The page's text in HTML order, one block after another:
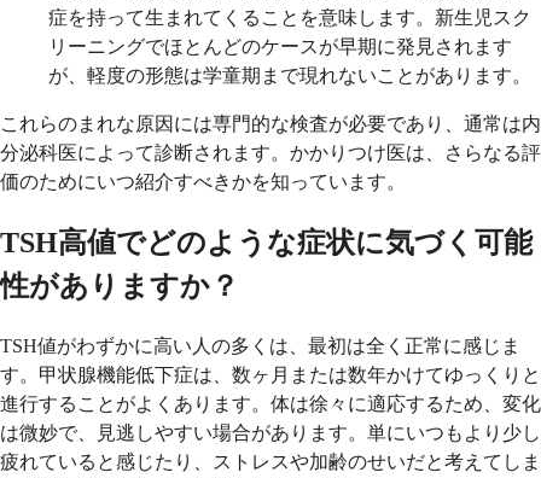
症を持って生まれてくることを意味します。新生児スク
リーニングでほとんどのケースが早期に発見されます
が、軽度の形態は学童期まで現れないことがあります。
これらのまれな原因には専門的な検査が必要であり、通常は内
分泌科医によって診断されます。かかりつけ医は、さらなる評
価のためにいつ紹介すべきかを知っています。
TSH高値でどのような症状に気づく可能
性がありますか？
TSH値がわずかに高い人の多くは、最初は全く正常に感じま
す。甲状腺機能低下症は、数ヶ月または数年かけてゆっくりと
進行することがよくあります。体は徐々に適応するため、変化
は微妙で、見逃しやすい場合があります。単にいつもより少し
疲れていると感じたり、ストレスや加齢のせいだと考えてしま